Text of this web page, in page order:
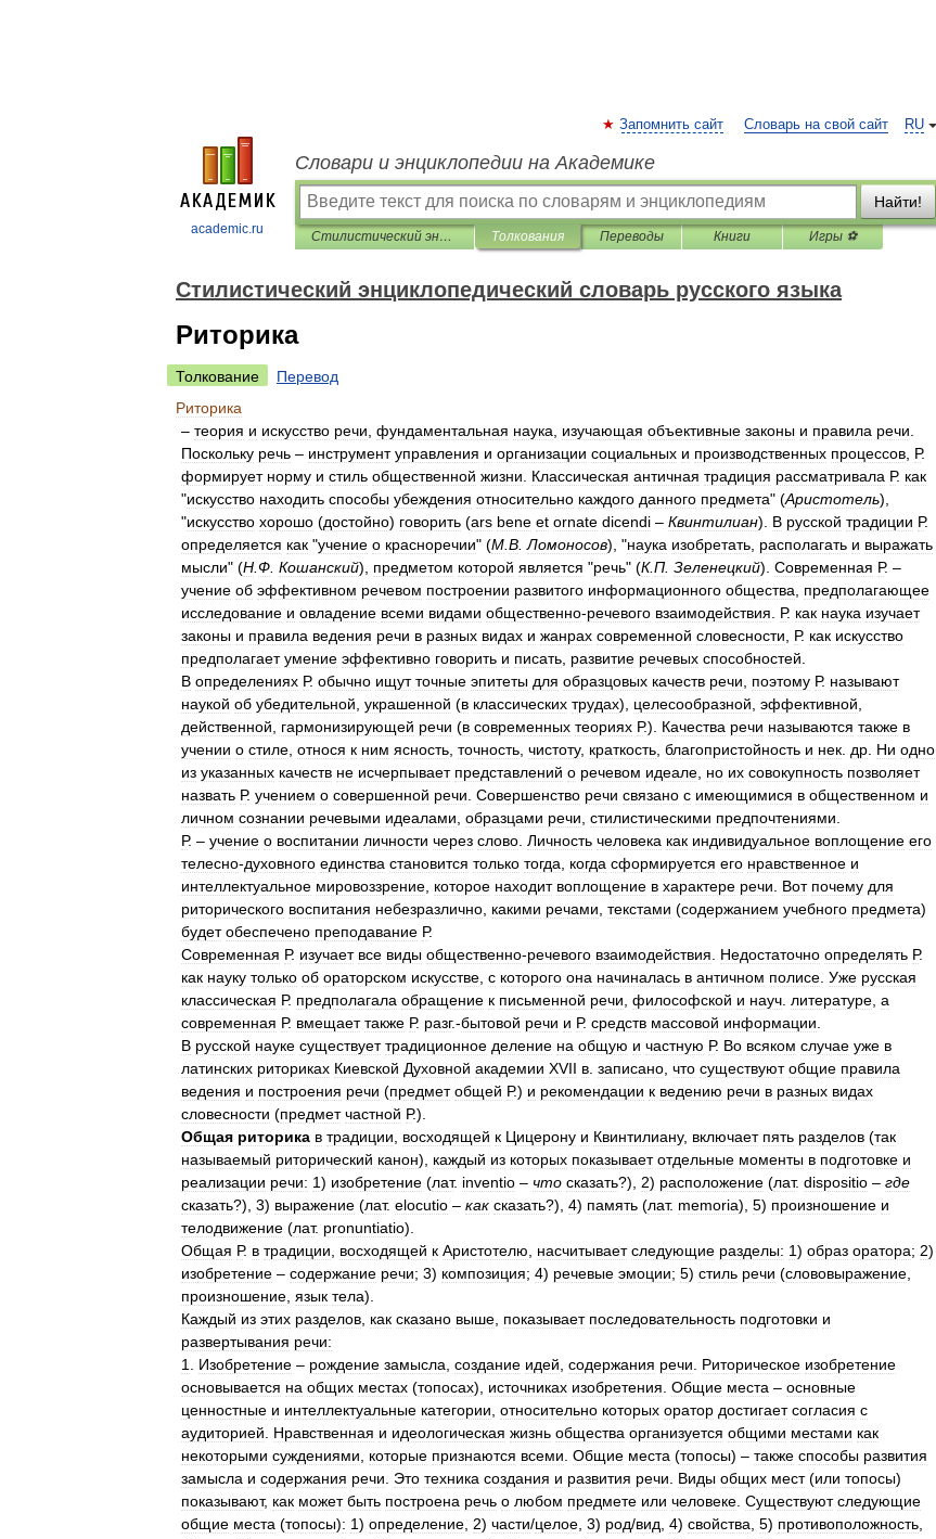
academic.ru
RU
Запомнить сайт Словарь на свой сайт
Словари и энциклопедии на Академике
Найти!
Стилистический энциклопедический словарь русского языка Толкования Переводы Книги Игры ⚽
Стилистический энциклопедический словарь русского языка
Риторика
Толкование
Перевод
Риторика
– теория и искусство речи фундаментальная наука изучающая объективные законы и правила речи
Поскольку речь – инструмент управления и организации социальных и производственных процессов Р.
формирует норму и стиль общественной жизни Классическая античная традиция рассматривала Р. как
"искусство находить способы убеждения относительно каждого данного предмета" (Аристотель),
"искусство хорошо (достойно) говорить (ars bene et ornate dicendi – Квинтилиан). В русской традиции Р.
определяется как "учение о красноречии" (М В Ломоносов), "наука изобретать располагать и выражать
мысли" (Н Ф Кошанский), предметом которой является "речь" (К.П Зеленецкий). Современная Р. –
учение об эффективном речевом построении развитого информационного общества
предполагающее
исследование и овладение всеми видами общественно-речевого взаимодействия Р. как наука изучает
законы и правила ведения речи в разных видах и жанрах современной словесности Р. как искусство
предполагает умение эффективно говорить и писать развитие речевых способностей
В определениях Р. обычно ищут точные эпитеты для образцовых качеств речи поэтому Р. называют
наукой об убедительной украшенной (в классических трудах), целесообразной эффективной
действенной
гармонизирующей речи (в современных теориях Р.). Качества речи называются также в
учении о стиле относя к ним ясность точность чистоту, краткость благопристойность и нек др Ни одно
из указанных качеств не исчерпывает представлений о речевом идеале но их совокупность позволяет
назвать Р. учением о совершенной речи Совершенство речи связано с имеющимися в общественном и
личном сознании речевыми идеалами образцами речи стилистическими предпочтениями
Р. – учение о воспитании личности через слово Личность человека как индивидуальное воплощение его
телесно-духовного единства становится только тогда когда сформируется его нравственное и
интеллектуальное мировоззрение которое находит воплощение в характере речи Вот почему для
риторического воспитания небезразлично какими речами текстами (содержанием учебного предмета)
будет обеспечено преподавание Р.
Современная Р. изучает все виды общественно-речевого взаимодействия Недостаточно определять Р.
как науку только об ораторском искусстве с которого она начиналась в античном полисе Уже русская
классическая Р. предполагала обращение к письменной речи философской и науч литературе а
современная Р. вмещает также Р. разг.-бытовой речи и Р. средств массовой информации
В русской науке существует традиционное деление на общую и частную Р. Во всяком случае уже в
латинских риториках Киевской Духовной академии XVII в записано что существуют общие правила
ведения и построения речи (предмет общей Р.) и рекомендации к ведению речи в разных видах
словесности (предмет частной Р.).
Общая риторика в традиции восходящей к Цицерону и Квинтилиану, включает пять разделов (так
называемый риторический канон), каждый из которых показывает отдельные моменты в подготовке и
реализации речи: 1) изобретение (лат. inventio – что сказать?), 2) расположение (лат. dispositio – где
сказать?), 3) выражение (лат. elocutio – как сказать?), 4) память (лат. memoria), 5) произношение и
телодвижение (лат. pronuntiatio).
Общая Р. в традиции восходящей к Аристотелю насчитывает следующие разделы: 1) образ оратора; 2)
изобретение – содержание речи; 3) композиция; 4) речевые эмоции; 5) стиль речи (слововыражение
произношение язык тела).
Каждый из этих разделов как сказано выше показывает последовательность подготовки и
развертывания речи:
1
Изобретение – рождение замысла создание идей содержания речи Риторическое изобретение
основывается на общих местах (топосах), источниках изобретения Общие места – основные
ценностные и интеллектуальные категории относительно которых оратор достигает согласия с
аудиторией
Нравственная и идеологическая жизнь общества организуется общими местами как
некоторыми суждениями которые признаются всеми Общие места (топосы) – также способы развития
замысла и содержания речи Это техника создания и развития речи Виды общих мест(или топосы)
показывают, как может быть построена речь о любом предмете или человеке Существуют следующие
общие места (топосы): 1) определение 2) части/целое 3) род/вид 4) свойства 5) противоположность